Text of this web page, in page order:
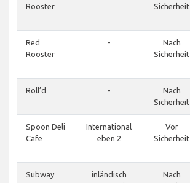
Rooster
Sicherheit
Red
Rooster
-
Nach
Sicherheit
Roll’d -
Nach
Sicherheit
Spoon Deli
Cafe
International
eben 2
Vor
Sicherheit
Subway
inländisch
Nach